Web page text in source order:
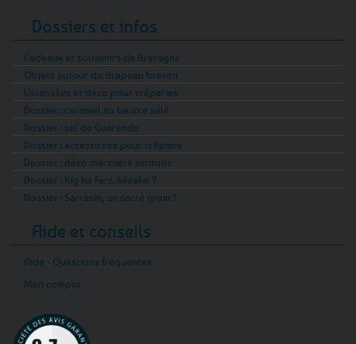
Dossiers et infos
Cadeaux et souvenirs de Bretagne
Objets autour du drapeau breton
Ustensiles et déco pour crêperies
Dossier : caramel au beurre salé
Dossier : sel de Guérande
Dossier : accessoires pour crêpière
Dossier : déco marinière attitude
Dossier : Kig ha Farz, kézako ?
Dossier : Sarrasin, un sacré grain !
Aide et conseils
Aide - Questions fréquentes
Mon compte